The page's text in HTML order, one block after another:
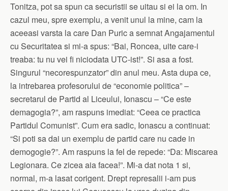
Tonitza, pot sa spun ca securistii se uitau si ei la om. In
cazul meu, spre exemplu, a venit unul la mine, cam la
aceeasi varsta la care Dan Puric a semnat Angajamentul
cu Securitatea si mi-a spus: “Bai, Roncea, uite care-i
treaba: tu nu vei fi niciodata UTC-ist!”. Si asa a fost.
Singurul “necorespunzator” din anul meu. Asta dupa ce,
la intrebarea profesorului de “economie politica” –
secretarul de Partid al Liceului, Ionascu – “Ce este
demagogia?”, am raspuns imediat: “Ceea ce practica
Partidul Comunist”. Cum era sadic, Ionascu a continuat:
“Si poti sa dai un exemplu de partid care nu cade in
demogogie?”. Am raspuns la fel de repede: “Da: Miscarea
Legionara. Ce zicea aia facea!”. Mi-a dat nota 1 si,
normal, m-a lasat corigent. Drept represalii i-am pus